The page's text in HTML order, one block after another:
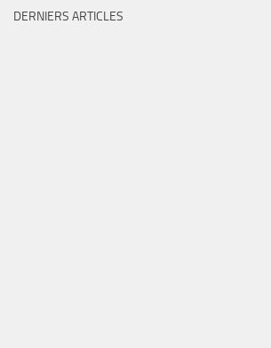
DERNIERS ARTICLES